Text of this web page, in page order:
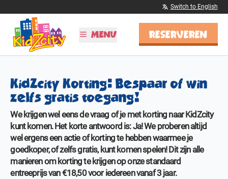
Switch to English
MENU
Tijden & Tarieven
Kinderfeestjes
Schoolreisjes
Vier Sinterklaas!
BSO
ONTDEK KIDZCITY
Informatie
RESERVEREN
KidZcity Korting: Bespaar of win
zelfs gratis toegang!
We krijgen wel eens de vraag of je met korting naar KidZcity
kunt komen. Het korte antwoord is: Ja! We proberen altijd
wel ergens een actie of korting te hebben waarmee je
goedkoper, of zelfs gratis, kunt komen spelen! Dit zijn alle
manieren om korting te krijgen op onze standaard
entreeprijs van €18,50 voor iedereen vanaf 3 jaar.